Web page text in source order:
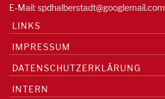
E-Mail:spdhalberstadt@googlemail.com
LINKS
IMPRESSUM
DATENSCHUTZERKLÄRUNG
INTERN